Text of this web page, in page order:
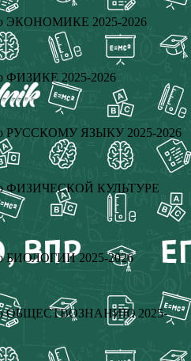
ЭКОНОМИКЕ 2025-2026
ФИЗИКЕ 2025-2026
РУССКОМУ ЯЗЫКУ 2025-2026
по ФИЗИЧЕСКОЙ КУЛЬТУРЕ
БИОЛОГИИ 2025-2026
по ОБЩЕСТВОЗНАНИЮ 2025-